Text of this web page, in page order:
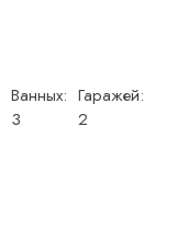
Ванных:
3
Гаражей:
2